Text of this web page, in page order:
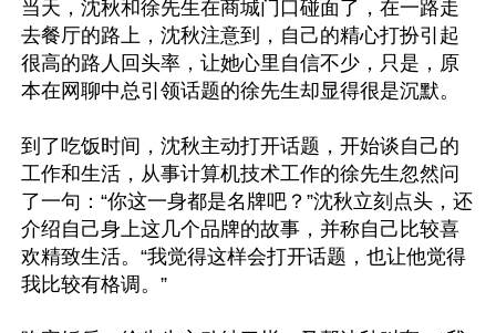
当天，沈秋和徐先生在商城门口碰面了，在一路走
去餐厅的路上，沈秋注意到，自己的精心打扮引起
很高的路人回头率，让她心里自信不少，只是，原
本在网聊中总引领话题的徐先生却显得很是沉默。
到了吃饭时间，沈秋主动打开话题，开始谈自己的
工作和生活，从事计算机技术工作的徐先生忽然问
了一句：“你这一身都是名牌吧？”沈秋立刻点头，还
介绍自己身上这几个品牌的故事，并称自己比较喜
欢精致生活。“我觉得这样会打开话题，也让他觉得
我比较有格调。”